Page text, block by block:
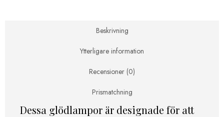
Beskrivning
Ytterligare information
Recensioner (0)
Prismatchning
Dessa glödlampor är designade för att